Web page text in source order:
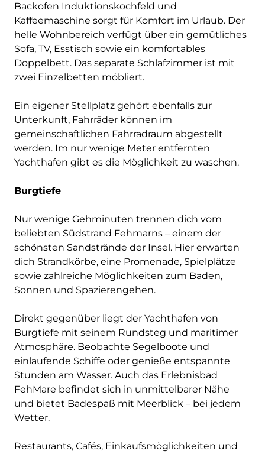
Backofen Induktionskochfeld und
Kaffeemaschine sorgt für Komfort im Urlaub. Der
helle Wohnbereich verfügt über ein gemütliches
Sofa, TV, Esstisch sowie ein komfortables
Doppelbett. Das separate Schlafzimmer ist mit
zwei Einzelbetten möbliert.
Ein eigener Stellplatz gehört ebenfalls zur
Unterkunft, Fahrräder können im
gemeinschaftlichen Fahrradraum abgestellt
werden. Im nur wenige Meter entfernten
Yachthafen gibt es die Möglichkeit zu waschen.
Burgtiefe
Nur wenige Gehminuten trennen dich vom
beliebten Südstrand Fehmarns – einem der
schönsten Sandstrände der Insel. Hier erwarten
dich Strandkörbe, eine Promenade, Spielplätze
sowie zahlreiche Möglichkeiten zum Baden,
Sonnen und Spazierengehen.
Direkt gegenüber liegt der Yachthafen von
Burgtiefe mit seinem Rundsteg und maritimer
Atmosphäre. Beobachte Segelboote und
einlaufende Schiffe oder genieße entspannte
Stunden am Wasser. Auch das Erlebnisbad
FehMare befindet sich in unmittelbarer Nähe
und bietet Badespaß mit Meerblick – bei jedem
Wetter.
Restaurants, Cafés, Einkaufsmöglichkeiten und